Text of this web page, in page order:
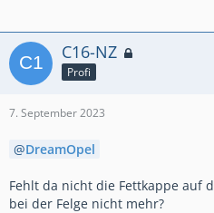
C16-NZ
Profi
7. September 2023
DreamOpel
Fehlt da nicht die Fettkappe auf
bei der Felge nicht mehr?